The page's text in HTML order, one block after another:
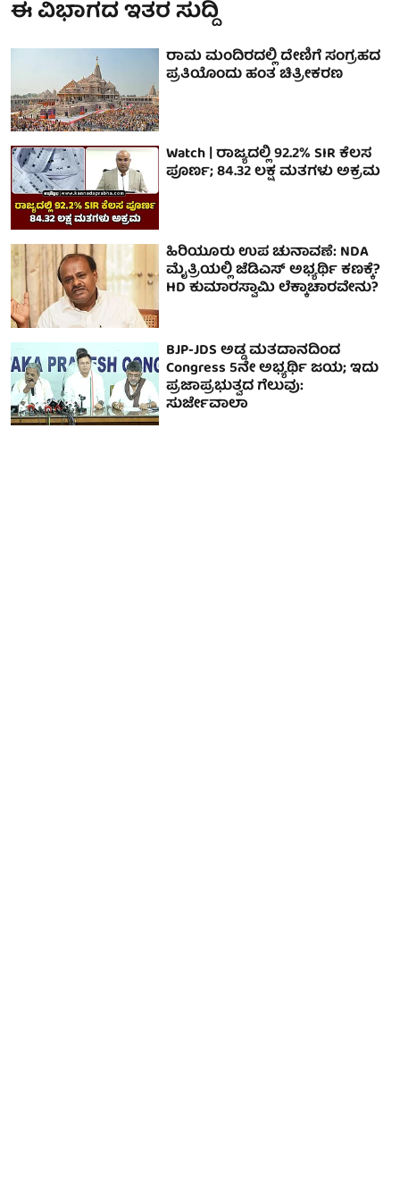
ಈ ವಿಭಾಗದ ಇತರ ಸುದ್ದಿ
ರಾಮ ಮಂದಿರದಲ್ಲಿ ದೇಣಿಗೆ ಸಂಗ್ರಹದ
ಪ್ರತಿಯೊಂದು ಹಂತ ಚಿತ್ರೀಕರಣ
Watch | ರಾಜ್ಯದಲ್ಲಿ 92.2% SIR ಕೆಲಸ
ಪೂರ್ಣ; 84.32 ಲಕ್ಷ ಮತಗಳು ಅಕ್ರಮ
ಹಿರಿಯೂರು ಉಪ ಚುನಾವಣೆ: NDA
ಮೈತ್ರಿಯಲ್ಲಿ ಜೆಡಿಎಸ್ ಅಭ್ಯರ್ಥಿ ಕಣಕ್ಕೆ?
HD ಕುಮಾರಸ್ವಾಮಿ ಲೆಕ್ಕಾಚಾರವೇನು?
BJP-JDS ಅಡ್ಡ ಮತದಾನದಿಂದ
Congress 5ನೇ ಅಭ್ಯರ್ಥಿ ಜಯ; ಇದು
ಪ್ರಜಾಪ್ರಭುತ್ವದ ಗೆಲುವು:
ಸುರ್ಜೇವಾಲಾ